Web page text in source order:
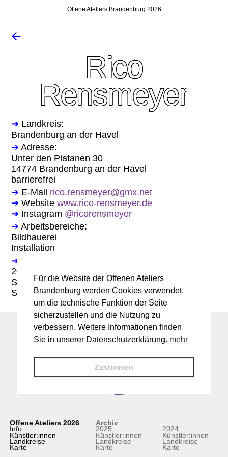
Offene Ateliers Brandenburg 2026
🡨
Rico
Rensmeyer
➔ Landkreis:
Brandenburg an der Havel
➔ Adresse:
Unter den Platanen 30
14774 Brandenburg an der Havel
barrierefrei
➔ E-Mail rico.rensmeyer@gmx.net
➔ Websitewww.rico-rensmeyer.de
➔ Instagram @ricorensmeyer
➔ Arbeitsbereiche:
Bildhauerei
Installation
➔
2025:
Sa. 14-18 Uhr
So. 11-18 Uhr
Offene Ateliers 2026
Info
Künstler:innen
Landkreise
Karte
Archiv
2025
Künstler:innen
Landkreise
Karte
2024
Künstler:innen
Landkreise
Karte
Für die Website der Offenen Ateliers
Brandenburg werden Cookies verwendet,
um die technische Funktion der Seite
sicherzustellen und die Nutzung zu
verbessern. Weitere Informationen finden
Sie in unserer Datenschutzerklärung. mehr
Zustimmen